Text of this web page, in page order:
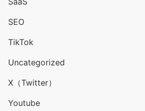
SEO
TikTok
Uncategorized
X（Twitter）
Youtube